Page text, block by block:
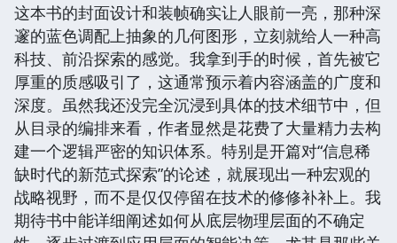
这本书的封面设计和装帧确实让人眼前一亮，那种深
邃的蓝色调配上抽象的几何图形，立刻就给人一种高
科技、前沿探索的感觉。我拿到手的时候，首先被它
厚重的质感吸引了，这通常预示着内容涵盖的广度和
深度。虽然我还没完全沉浸到具体的技术细节中，但
从目录的编排来看，作者显然是花费了大量精力去构
建一个逻辑严密的知识体系。特别是开篇对“信息稀
缺时代的新范式探索”的论述，就展现出一种宏观的
战略视野，而不是仅仅停留在技术的修修补补上。我
期待书中能详细阐述如何从底层物理层面的不确定